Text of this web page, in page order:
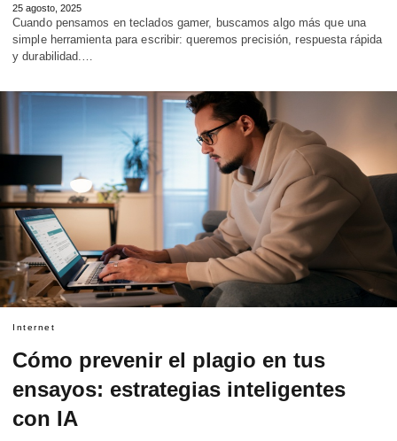
25 agosto, 2025
Cuando pensamos en teclados gamer, buscamos algo más que una
simple herramienta para escribir: queremos precisión, respuesta rápida
y durabilidad.…
Internet
Cómo prevenir el plagio en tus
ensayos: estrategias inteligentes
con IA